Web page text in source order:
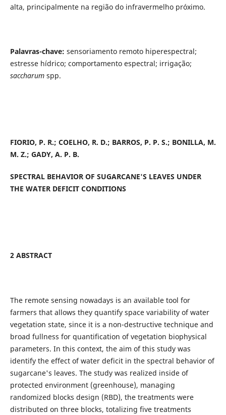
alta, principalmente na região do infravermelho próximo.
Palavras-chave: sensoriamento remoto hiperespectral;
estresse hídrico; comportamento espectral; irrigação;
saccharumspp.
FIORIO, P. R.; COELHO, R. D.; BARROS, P. P. S.; BONILLA, M.
M. Z.; GADY, A. P. B.
SPECTRAL BEHAVIOR OF SUGARCANE'S LEAVES UNDER
THE WATER DEFICIT CONDITIONS
2 ABSTRACT
The remote sensing nowadays is an available tool for
farmers that allows they quantify space variability of water
vegetation state, since it is a non-destructive technique and
broad fullness for quantification of vegetation biophysical
parameters. In this context, the aim of this study was
identify the effect of water deficit in the spectral behavior of
sugarcane's leaves. The study was realized inside of
protected environment (greenhouse), managing
randomized blocks design (RBD), the treatments were
distributed on three blocks, totalizing five treatments